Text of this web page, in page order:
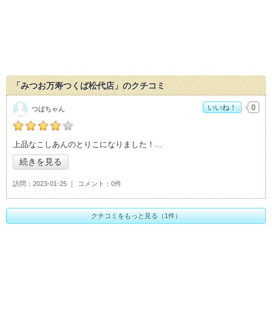
「みつお万寿つくば松代店」のクチコミ
の「みつお万寿つくば松代店」おすすめ度：
上品なこしあんのとりこになりました！
続きを見る
訪問 2023-01-25 コメント 0件
つばちゃん いいね！ 0
クチコミをもっと見る（1件）